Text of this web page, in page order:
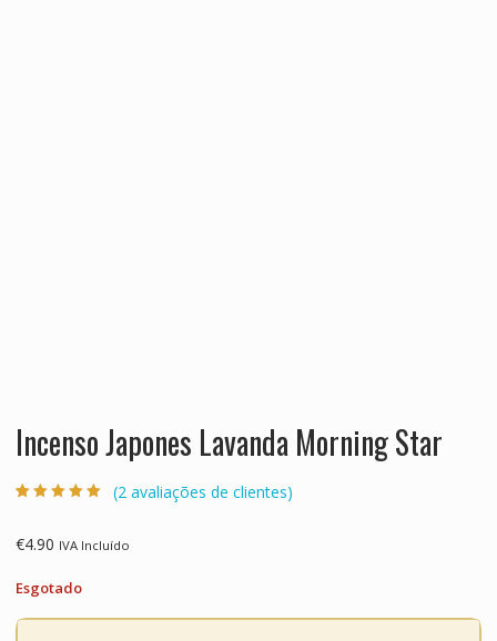
Incenso Japones Lavanda Morning Star
com base em
classificaçõe
(2 avaliações de clientes)
€4.90 IVA Incluído
Esgotado